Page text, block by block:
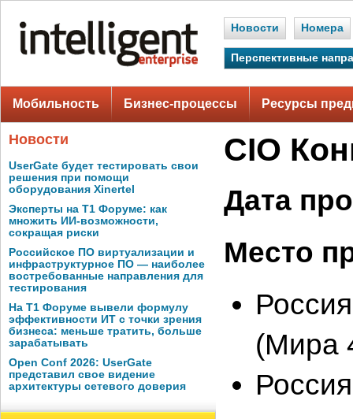
Новости Номера
Перспективные
Мобильность Бизнес-процессы Ресурсы
Новости
UserGate будет тестировать свои
решения при помощи
оборудования Xinertel
Эксперты на Т1 Форуме: как
множить ИИ-возможности,
сокращая риски
Российское ПО виртуализации и
инфраструктурное ПО — наиболее
востребованные направления для
тестирования
На Т1 Форуме вывели формулу
эффективности ИТ с точки зрения
бизнеса: меньше тратить, больше
зарабатывать
Open Conf 2026: UserGate
представил свое видение
архитектуры сетевого доверия
CIO
Дата
Место
(Мира